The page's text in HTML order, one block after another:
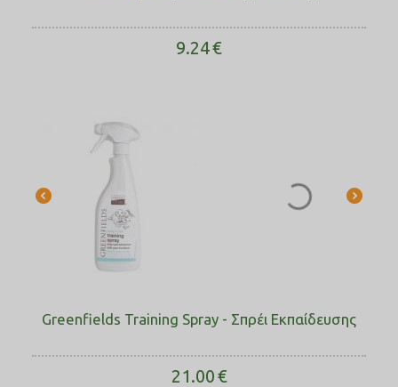
9.24€
Greenfields Training Spray - Σπρέι Εκπαίδευσης
21.00€